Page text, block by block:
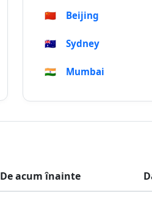
🇨🇳 Beijing
🇦🇺 Sydney
🇮🇳 Mumbai
De acum înainte